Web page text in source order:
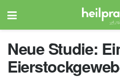
Neue Studie: